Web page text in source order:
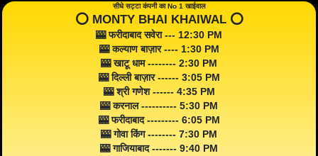
सीधे सट्टा कंपनी का No 1 खाईवाल
⭕️ MONTY BHAI KHAIWAL ⭕️
🎰 फरीदाबाद सवेरा --- 12:30 PM
🎰 कल्याण बाज़ार ---- 1:30 PM
🎰 खाटू धाम -------- 2:30 PM
🎰 दिल्ली बाज़ार ------ 3:05 PM
🎰 श्री गणेश ------ 4:35 PM
🎰 करनाल ---------- 5:30 PM
🎰 फरीदाबाद --------- 6:05 PM
🎰 गोवा किंग -------- 7:30 PM
🎰 गाजियाबाद ------- 9:40 PM